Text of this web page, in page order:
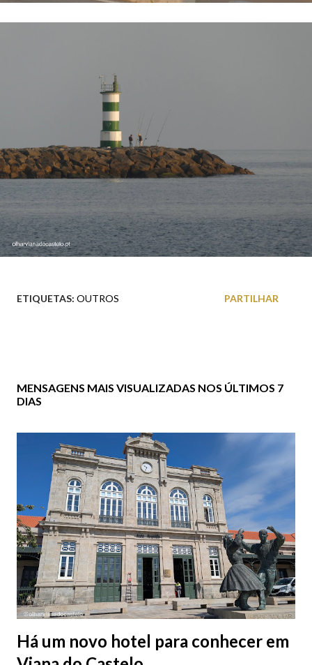
ETIQUETAS: OUTROS PARTILHAR
MENSAGENS MAIS VISUALIZADAS NOS ÚLTIMOS 7
DIAS
Há um novo hotel para conhecer em